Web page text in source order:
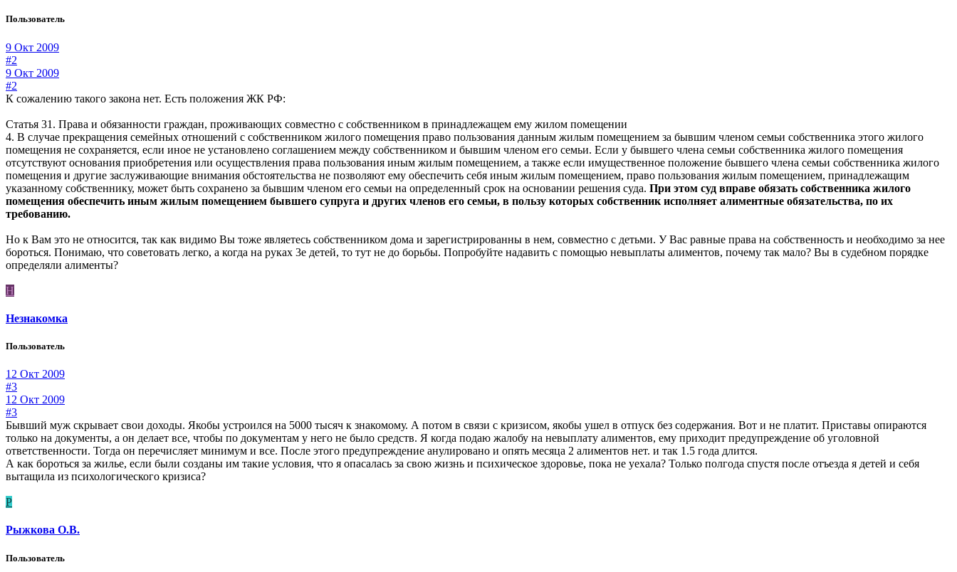
Пользователь
9 Окт 2009
#2
9 Окт 2009
#2
К сожалению такого закона нет. Есть положения ЖК РФ:
Статья 31. Права и обязанности граждан, проживающих совместно с собственником в принадлежащем ему жилом помещении
4. В случае прекращения семейных отношений с собственником жилого помещения право пользования данным жилым помещением за бывшим членом семьи собственника этого жилого
помещения не сохраняется, если иное не установлено соглашением между собственником и бывшим членом его семьи. Если у бывшего члена семьи собственника жилого помещения
отсутствуют основания приобретения или осуществления права пользования иным жилым помещением, а также если имущественное положение бывшего члена семьи собственника жилого
помещения и другие заслуживающие внимания обстоятельства не позволяют ему обеспечить себя иным жилым помещением, право пользования жилым помещением, принадлежащим
указанному собственнику, может быть сохранено за бывшим членом его семьи на определенный срок на основании решения суда. При этом суд вправе обязать собственника жилого
помещения обеспечить иным жилым помещением бывшего супруга и других членов его семьи, в пользу которых собственник исполняет алиментные обязательства, по их
требованию.
Но к Вам это не относится, так как видимо Вы тоже являетесь собственником дома и зарегистрированны в нем, совместно с детьми. У Вас равные права на собственность и необходимо за нее
бороться. Понимаю, что советовать легко, а когда на руках 3е детей, то тут не до борьбы. Попробуйте надавить с помощью невыплаты алиментов, почему так мало? Вы в судебном порядке
определяли алименты?
Н
Незнакомка
Пользователь
12 Окт 2009
#3
12 Окт 2009
#3
Бывший муж скрывает свои доходы. Якобы устроился на 5000 тысяч к знакомому. А потом в связи с кризисом, якобы ушел в отпуск без содержания. Вот и не платит. Приставы опираются
только на документы, а он делает все, чтобы по документам у него не было средств. Я когда подаю жалобу на невыплату алиментов, ему приходит предупреждение об уголовной
ответственности. Тогда он перечисляет минимум и все. После этого предупреждение анулировано и опять месяца 2 алиментов нет. и так 1.5 года длится.
А как бороться за жилье, если были созданы им такие условия, что я опасалась за свою жизнь и психическое здоровье, пока не уехала? Только полгода спустя после отъезда я детей и себя
вытащила из психологического кризиса?
Р
Рыжкова О.В.
Пользователь